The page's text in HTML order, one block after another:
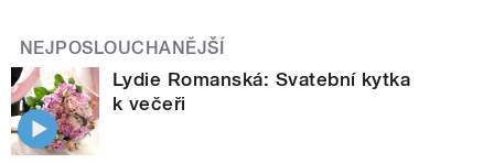
NEJPOSLOUCHANĚJŠÍ
Lydie Romanská: Svatební kytka
k večeři